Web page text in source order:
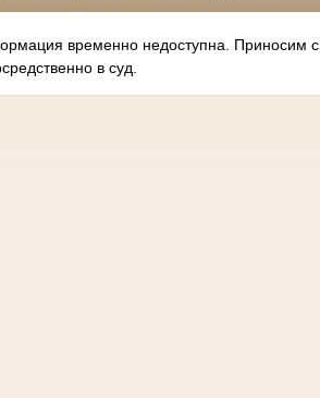
временно недоступна. Приносим
в суд.